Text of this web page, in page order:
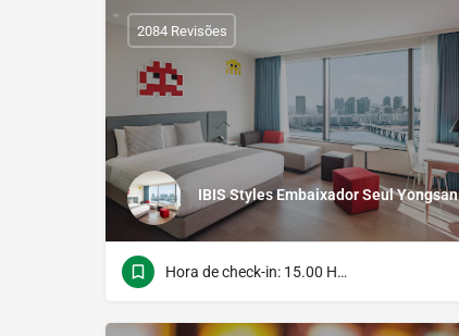
IBIS Styles Embaixador Seul Yongsan
2084 Revisões
Hora de check-in: 15.00 Hora do verificação: 12.00